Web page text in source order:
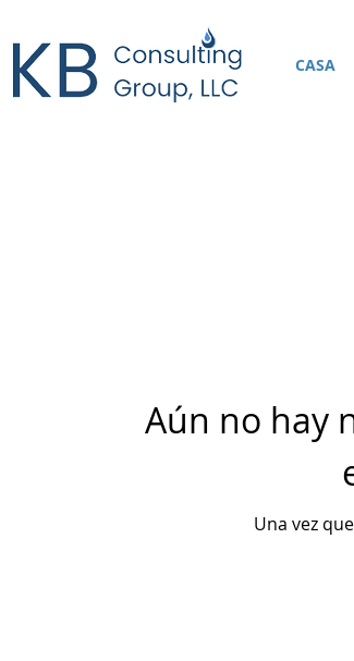
CASA
Aún no hay
Una vez